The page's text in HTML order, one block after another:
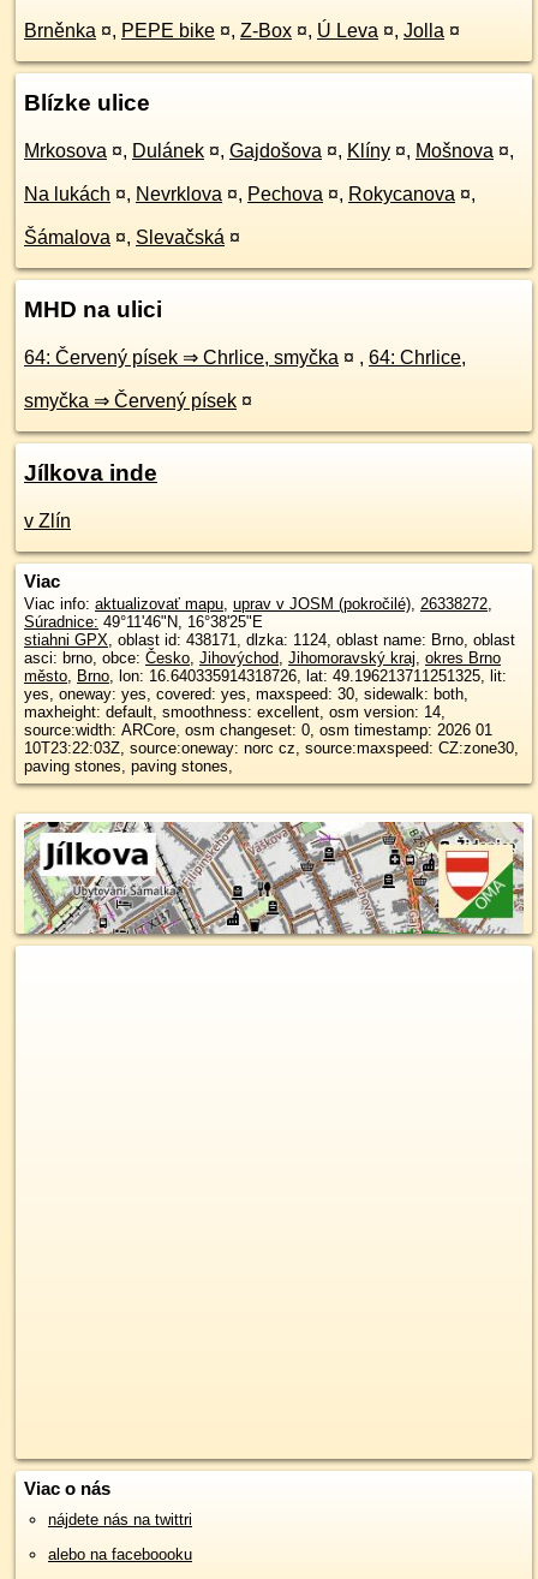
Brněnka ¤, PEPE bike ¤, Z-Box ¤, Ú Leva ¤, Jolla ¤
Blízke ulice
Mrkosova ¤, Dulánek ¤, Gajdošova ¤, Klíny ¤, Mošnova ¤,
Na lukách ¤, Nevrklova ¤, Pechova ¤, Rokycanova ¤,
Šámalova ¤, Slevačská ¤
MHD na ulici
64: Červený písek ⇒ Chrlice, smyčka ¤ , 64: Chrlice,
smyčka ⇒ Červený písek ¤
Jílkova inde
v Zlín
Viac
Viac info: aktualizovať mapu, uprav v JOSM (pokročilé), 26338272,
Súradnice: 49°11'46"N, 16°38'25"E
stiahni GPX, oblast id: 438171, dlzka: 1124, oblast name: Brno, oblast
asci: brno, obce: Česko, Jihovýchod, Jihomoravský kraj, okres Brno
město, Brno, lon: 16.640335914318726, lat: 49.196213711251325, lit:
yes, oneway: yes, covered: yes, maxspeed: 30, sidewalk: both,
maxheight: default, smoothness: excellent, osm version: 14,
source:width: ARCore, osm changeset: 0, osm timestamp: 2026 01
10T23:22:03Z, source:oneway: norc cz, source:maxspeed: CZ:zone30,
paving stones, paving stones,
Viac o nás
nájdete nás na twittri
alebo na faceboooku